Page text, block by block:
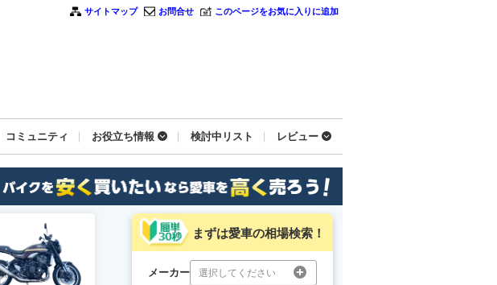
サイトマップ お問合せ このページをお気に入りに追加
コミュニティ お役立ち情報 検討中リスト レビュー
まずは愛車の相場検索！
メーカー 選択してください